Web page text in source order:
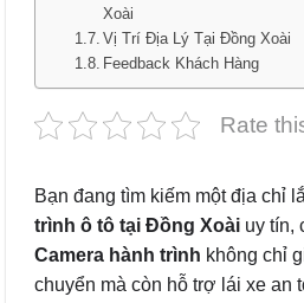
Xoài
Vị Trí Địa Lý Tại Đồng Xoài
Feedback Khách Hàng
Rate
Bạn đang tìm kiếm một địa chỉ
trình ô tô tại Đồng Xoài uy tín,
Camera hành trình không chỉ
chuyển mà còn hỗ trợ lái xe an